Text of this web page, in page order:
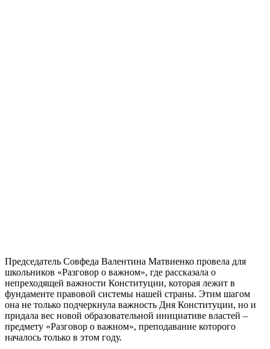
Председатель Совфеда Валентина Матвиенко провела для
школьников «Разговор о важном», где рассказала о
непреходящей важности Конституции, которая лежит в
фундаменте правовой системы нашей страны. Этим шагом
она не только подчеркнула важность Дня Конституции, но и
придала вес новой образовательной инициативе властей –
предмету «Разговор о важном», преподавание которого
началось только в этом году.